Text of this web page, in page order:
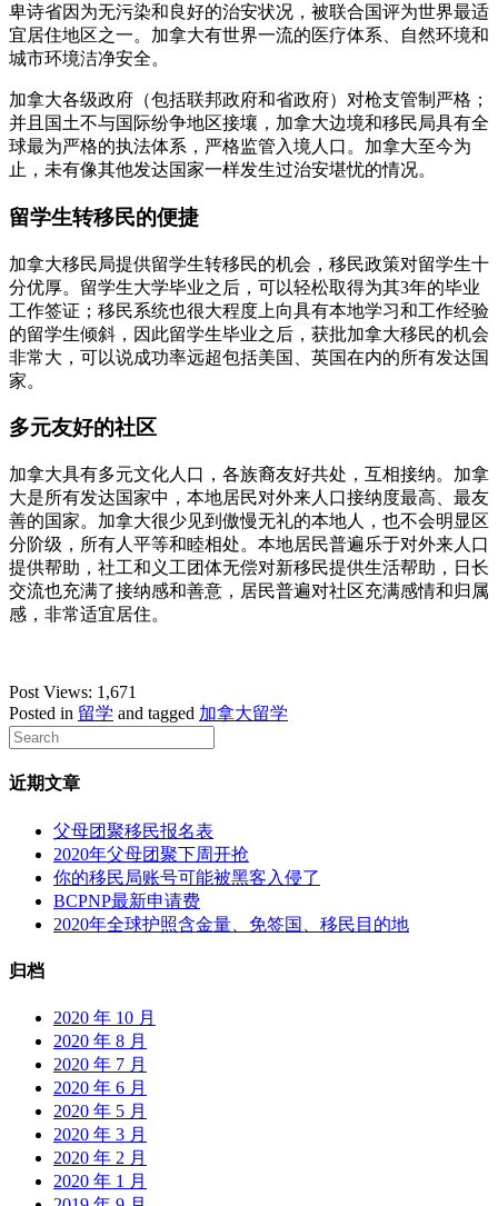
卑诗省因为无污染和良好的治安状况，被联合国评为世界最适
宜居住地区之一。加拿大有世界一流的医疗体系、自然环境和
城市环境洁净安全。
加拿大各级政府（包括联邦政府和省政府）对枪支管制严格；
并且国土不与国际纷争地区接壤，加拿大边境和移民局具有全
球最为严格的执法体系，严格监管入境人口。加拿大至今为
止，未有像其他发达国家一样发生过治安堪忧的情况。
留学生转移民的便捷
加拿大移民局提供留学生转移民的机会，移民政策对留学生十
分优厚。留学生大学毕业之后，可以轻松取得为其3年的毕业
工作签证；移民系统也很大程度上向具有本地学习和工作经验
的留学生倾斜，因此留学生毕业之后，获批加拿大移民的机会
非常大，可以说成功率远超包括美国、英国在内的所有发达国
家。
多元友好的社区
加拿大具有多元文化人口，各族裔友好共处，互相接纳。加拿
大是所有发达国家中，本地居民对外来人口接纳度最高、最友
善的国家。加拿大很少见到傲慢无礼的本地人，也不会明显区
分阶级，所有人平等和睦相处。本地居民普遍乐于对外来人口
提供帮助，社工和义工团体无偿对新移民提供生活帮助，日长
交流也充满了接纳感和善意，居民普遍对社区充满感情和归属
感，非常适宜居住。
Post Views: 1,671
Posted in 留学 and tagged 加拿大留学
近期文章
父母团聚移民报名表
2020年父母团聚下周开抢
你的移民局账号可能被黑客入侵了
BCPNP最新申请费
2020年全球护照含金量、免签国、移民目的地
归档
2020 年 10 月
2020 年 8 月
2020 年 7 月
2020 年 6 月
2020 年 5 月
2020 年 3 月
2020 年 2 月
2020 年 1 月